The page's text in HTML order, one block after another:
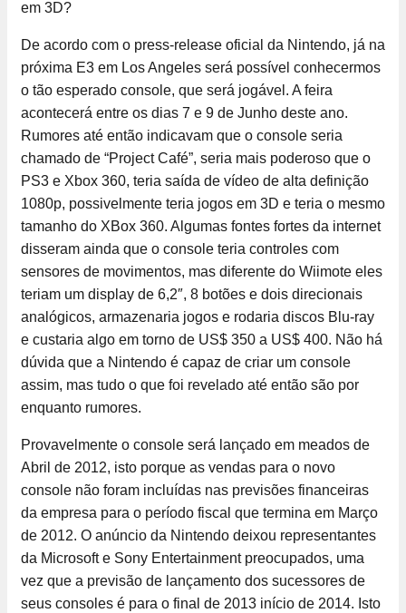
em 3D?
De acordo com o press-release oficial da Nintendo, já na
próxima E3 em Los Angeles será possível conhecermos
o tão esperado console, que será jogável. A feira
acontecerá entre os dias 7 e 9 de Junho deste ano.
Rumores até então indicavam que o console seria
chamado de “Project Café”, seria mais poderoso que o
PS3 e Xbox 360, teria saída de vídeo de alta definição
1080p, possivelmente teria jogos em 3D e teria o mesmo
tamanho do XBox 360. Algumas fontes fortes da internet
disseram ainda que o console teria controles com
sensores de movimentos, mas diferente do Wiimote eles
teriam um display de 6,2″, 8 botões e dois direcionais
analógicos, armazenaria jogos e rodaria discos Blu-ray
e custaria algo em torno de US$ 350 a US$ 400. Não há
dúvida que a Nintendo é capaz de criar um console
assim, mas tudo o que foi revelado até então são por
enquanto rumores.
Provavelmente o console será lançado em meados de
Abril de 2012, isto porque as vendas para o novo
console não foram incluídas nas previsões financeiras
da empresa para o período fiscal que termina em Março
de 2012. O anúncio da Nintendo deixou representantes
da Microsoft e Sony Entertainment preocupados, uma
vez que a previsão de lançamento dos sucessores de
seus consoles é para o final de 2013 início de 2014. Isto